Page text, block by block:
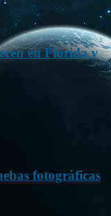
en Florida y
fotográficas